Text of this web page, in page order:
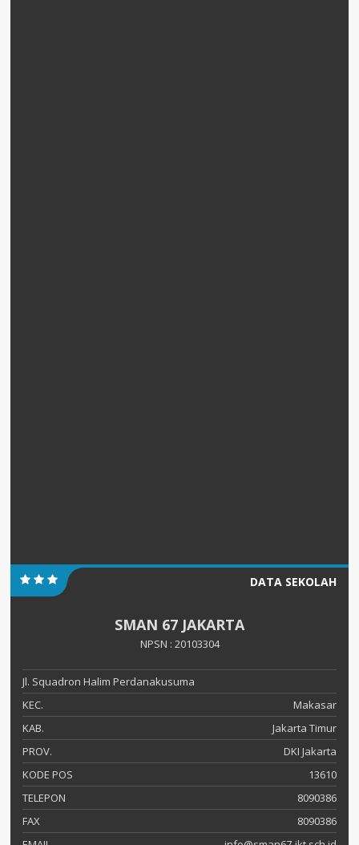
DATA SEKOLAH
SMAN 67 JAKARTA
NPSN : 20103304
Jl. Squadron Halim Perdanakusuma
KEC.
Makasar
KAB.
Jakarta Timur
PROV.
DKI Jakarta
KODE POS
13610
TELEPON
8090386
FAX
8090386